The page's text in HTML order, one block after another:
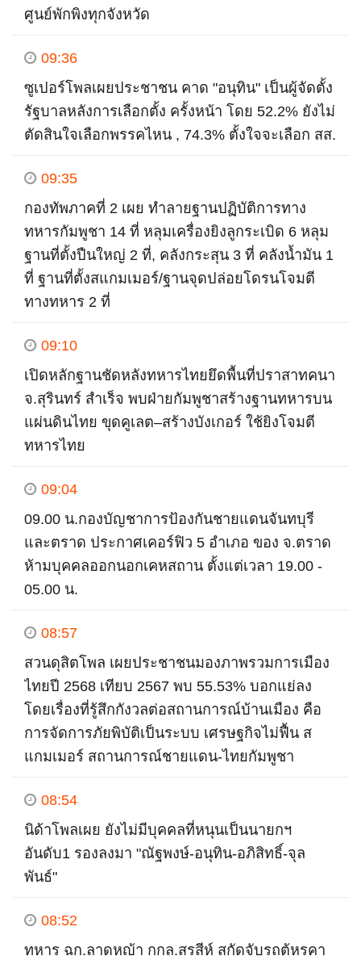
ศูนย์พักพิงทุกจังหวัด
09:36
ซูเปอร์โพลเผยประชาชน คาด "อนุทิน" เป็นผู้จัดตั้ง
รัฐบาลหลังการเลือกตั้ง ครั้งหน้า โดย 52.2% ยังไม่
ตัดสินใจเลือกพรรคไหน , 74.3% ตั้งใจจะเลือก สส.
09:35
กองทัพภาคที่ 2 เผย ทำลายฐานปฏิบัติการทาง
ทหารกัมพูชา 14 ที่ หลุมเครื่องยิงลูกระเบิด 6 หลุม
ฐานที่ตั้งปืนใหญ่ 2 ที่, คลังกระสุน 3 ที่ คลังน้ำมัน 1
ที่ ฐานที่ตั้งสแกมเมอร์/ฐานจุดปล่อยโดรนโจมตี
ทางทหาร 2 ที่
09:10
เปิดหลักฐานชัดหลังทหารไทยยึดพื้นที่ปราสาทคนา
จ.สุรินทร์ สำเร็จ พบฝ่ายกัมพูชาสร้างฐานทหารบน
แผ่นดินไทย ขุดคูเลต–สร้างบังเกอร์ ใช้ยิงโจมตี
ทหารไทย
09:04
09.00 น.กองบัญชาการป้องกันชายแดนจันทบุรี
และตราด ประกาศเคอร์ฟิว 5 อำเภอ ของ จ.ตราด
ห้ามบุคคลออกนอกเคหสถาน ตั้งแต่เวลา 19.00 -
05.00 น.
08:57
สวนดุสิตโพล เผยประชาชนมองภาพรวมการเมือง
ไทยปี 2568 เทียบ 2567 พบ 55.53% บอกแย่ลง
โดยเรื่องที่รู้สึกกังวลต่อสถานการณ์บ้านเมือง คือ
การจัดการภัยพิบัติเป็นระบบ เศรษฐกิจไม่ฟื้น ส
แกมเมอร์ สถานการณ์ชายแดน-ไทยกัมพูชา
08:54
นิด้าโพลเผย ยังไม่มีบุคคลที่หนุนเป็นนายกฯ
อันดับ1 รองลงมา "ณัฐพงษ์-อนุทิน-อภิสิทธิ์-จุล
พันธ์"
08:52
ทหาร ฉก.ลาดหญ้า กกล.สุรสีห์ สกัดจับรถตู้หรูคา